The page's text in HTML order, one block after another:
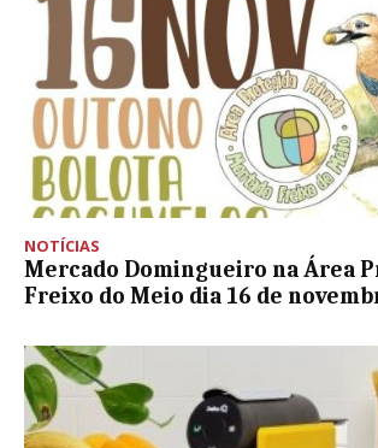
NOTÍCIAS
Mercado Domingueiro na Área
Freixo do Meio dia 16 de